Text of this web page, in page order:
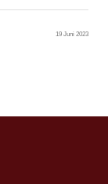
19 Juni 2023